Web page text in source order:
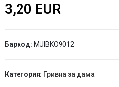
3,20 EUR
Баркод: MUIBKO9012
Категория: Гривна за дама